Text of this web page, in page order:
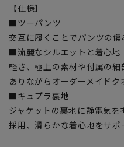
【仕様】
■ツーパンツ
交互に履くことでパンツの傷
■流麗なシルエットと着心地
軽さ、極上の素材や付属の
ありながらオーダーメイドク
■キュプラ裏地
ジャケットの裏地に静電気
採用、滑らかな着心地をサポ